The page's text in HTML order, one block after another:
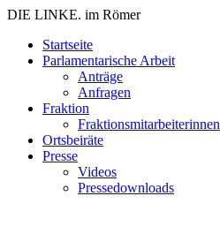
DIE LINKE. im Römer
Zum
Inhalt
Startseite
Parlamentarische Arbeit
Anträge
Anfragen
Fraktion
Fraktionsmitarbeiterinnen
Ortsbeiräte
Presse
Videos
Pressedownloads